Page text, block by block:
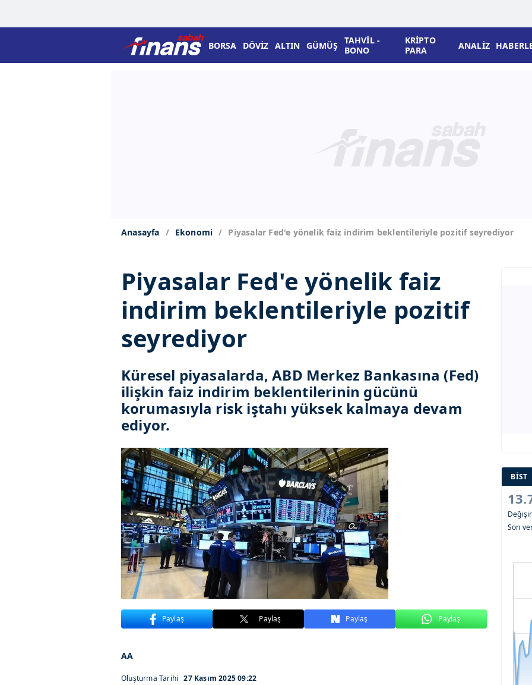
BORSA DÖVİZ ALTIN GÜMÜŞ
TAHVİL -
BONO
KRİPTO
PARA
ANALİZ
Anasayfa Ekonomi Piyasalar Fed'e yönelik faiz indirim beklentileriyle pozitif seyrediyor
Piyasalar Fed'e yönelik faiz
indirim beklentileriyle pozitif
seyrediyor
Küresel piyasalarda, ABD Merkez Bankasına (Fed)
ilişkin faiz indirim beklentilerinin gücünü
korumasıyla risk iştahı yüksek kalmaya devam
ediyor.
Paylaş Paylaş Paylaş Paylaş
AA
Oluşturma Tarihi 27 Kasım 2025 09:22
BİST
Son